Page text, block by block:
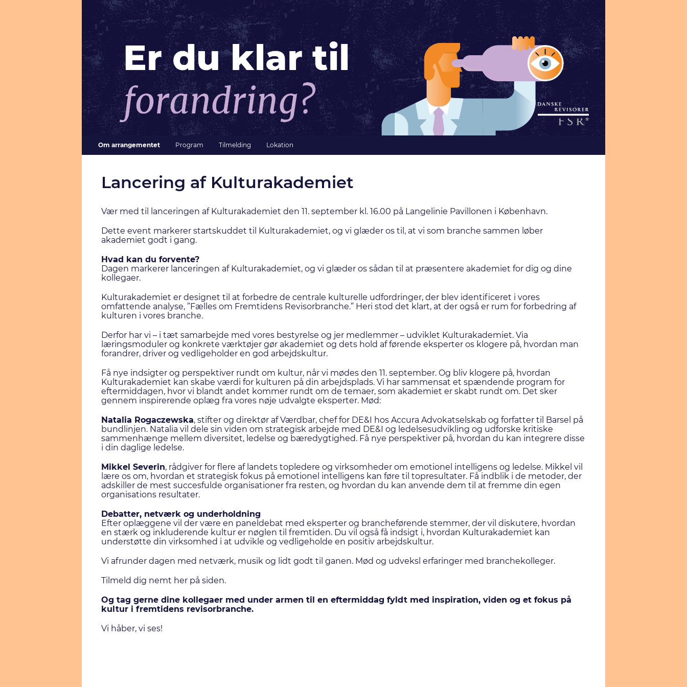
Om arrangementet Program Tilmelding Lokation
Lancering af Kulturakademiet
Vær med til lanceringen af Kulturakademiet den 11. september kl. 16.00 på Langelinie Pavillonen i København.
Dette event markerer startskuddet til Kulturakademiet, og vi glæder os til, at vi som branche sammen løber
akademiet godt i gang.
Hvad kan du forvente?
Dagen markerer lanceringen af Kulturakademiet, og vi glæder os sådan til at præsentere akademiet for dig og dine
kollegaer.
Kulturakademiet er designet til at forbedre de centrale kulturelle udfordringer, der blev identificeret i vores
omfattende analyse, ”Fælles om Fremtidens Revisorbranche.” Heri stod det klart, at der også er rum for forbedring af
kulturen i vores branche.
Derfor har vi – i tæt samarbejde med vores bestyrelse og jer medlemmer – udviklet Kulturakademiet. Via
læringsmoduler og konkrete værktøjer gør akademiet og dets hold af førende eksperter os klogere på, hvordan man
forandrer, driver og vedligeholder en god arbejdskultur.
Få nye indsigter og perspektiver rundt om kultur, når vi mødes den 11. september. Og bliv klogere på, hvordan
Kulturakademiet kan skabe værdi for kulturen på din arbejdsplads. Vi har sammensat et spændende program for
eftermiddagen, hvor vi blandt andet kommer rundt om de temaer, som akademiet er skabt rundt om. Det sker
gennem inspirerende oplæg fra vores nøje udvalgte eksperter. Mød:
Natalia Rogaczewska, stifter og direktør af Værdbar, chef for DE&I hos Accura Advokatselskab og forfatter til Barsel på
bundlinjen. Natalia vil dele sin viden om strategisk arbejde med DE&I og ledelsesudvikling og udforske kritiske
sammenhænge mellem diversitet, ledelse og bæredygtighed. Få nye perspektiver på, hvordan du kan integrere disse
i din daglige ledelse.
Mikkel Severin, rådgiver for flere af landets topledere og virksomheder om emotionel intelligens og ledelse. Mikkel vil
lære os om, hvordan et strategisk fokus på emotionel intelligens kan føre til topresultater. Få indblik i de metoder, der
adskiller de mest succesfulde organisationer fra resten, og hvordan du kan anvende dem til at fremme din egen
organisations resultater.
Debatter, netværk og underholdning
Efter oplæggene vil der være en paneldebat med eksperter og brancheførende stemmer, der vil diskutere, hvordan
en stærk og inkluderende kultur er nøglen til fremtiden. Du vil også få indsigt i, hvordan Kulturakademiet kan
understøtte din virksomhed i at udvikle og vedligeholde en positiv arbejdskultur.
Vi afrunder dagen med netværk, musik og lidt godt til ganen. Mød og udveksl erfaringer med branchekolleger.
Tilmeld dig nemt her på siden.
Og tag gerne dine kollegaer med under armen til en eftermiddag fyldt med inspiration, viden og et fokus på
kultur i fremtidens revisorbranche.
Vi håber, vi ses!